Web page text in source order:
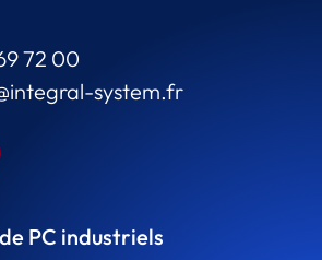
72 00
system.fr
PC industriels